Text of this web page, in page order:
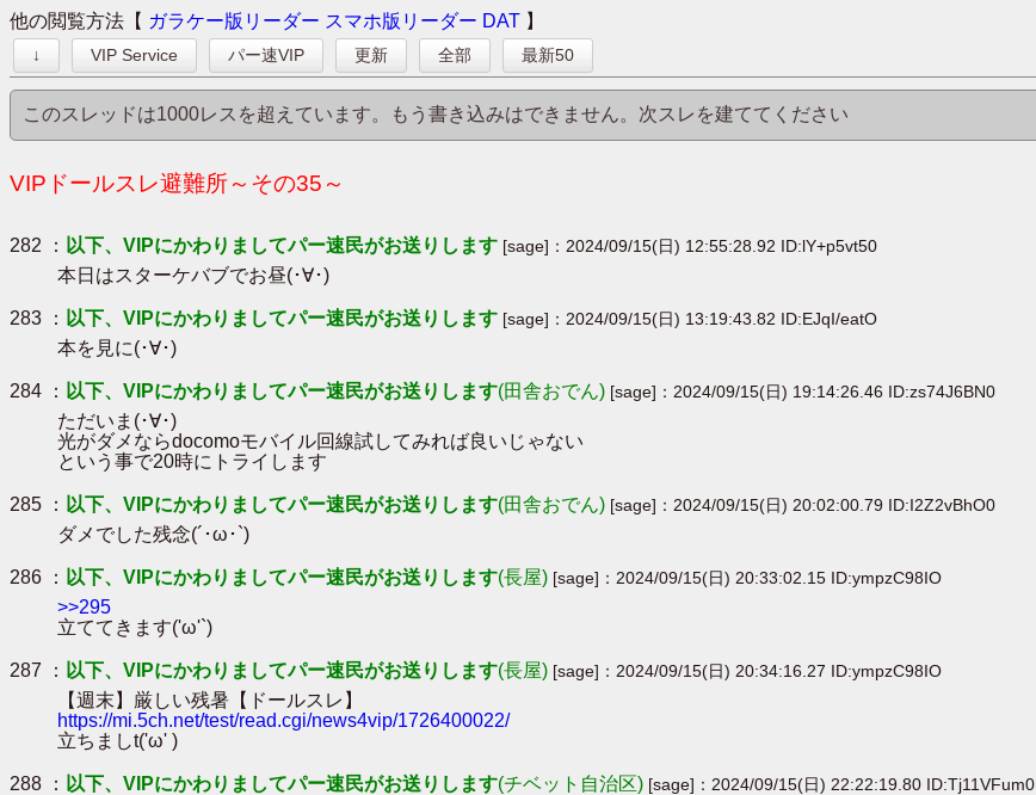
他の閲覧方法【 ガラケー版リーダー スマホ版リーダー DAT 】
↓ VIP Service パー速VIP 更新 全部 最新50
このスレッドは1000レスを超えています。もう書き込みはできません。次スレを建ててください
VIPドールスレ避難所～その35～
282 ： 以下、VIPにかわりましてパー速民がお送りします [sage]：2024/09/15(日) 12:55:28.92 ID:lY+p5vt50
本日はスターケバブでお昼(･∀･)
283 ： 以下、VIPにかわりましてパー速民がお送りします [sage]：2024/09/15(日) 13:19:43.82 ID:EJqI/eatO
本を見に(･∀･)
284 ： 以下、VIPにかわりましてパー速民がお送りします(田舎おでん) [sage]：2024/09/15(日) 19:14:26.46 ID:zs74J6BN0
ただいま(･∀･)
光がダメならdocomoモバイル回線試してみれば良いじゃない
という事で20時にトライします
285 ： 以下、VIPにかわりましてパー速民がお送りします(田舎おでん) [sage]：2024/09/15(日) 20:02:00.79 ID:I2Z2vBhO0
ダメでした残念(´･ω･`)
286 ： 以下、VIPにかわりましてパー速民がお送りします(長屋) [sage]：2024/09/15(日) 20:33:02.15 ID:ympzC98IO
>>295
立ててきます('ω'`)
287 ： 以下、VIPにかわりましてパー速民がお送りします(長屋) [sage]：2024/09/15(日) 20:34:16.27 ID:ympzC98IO
【週末】厳しい残暑【ドールスレ】
https://mi.5ch.net/test/read.cgi/news4vip/1726400022/
立ちましt('ω' )
288 ： 以下、VIPにかわりましてパー速民がお送りします(チベット自治区) [sage]：2024/09/15(日) 22:22:19.80 ID:Tj11VFum0